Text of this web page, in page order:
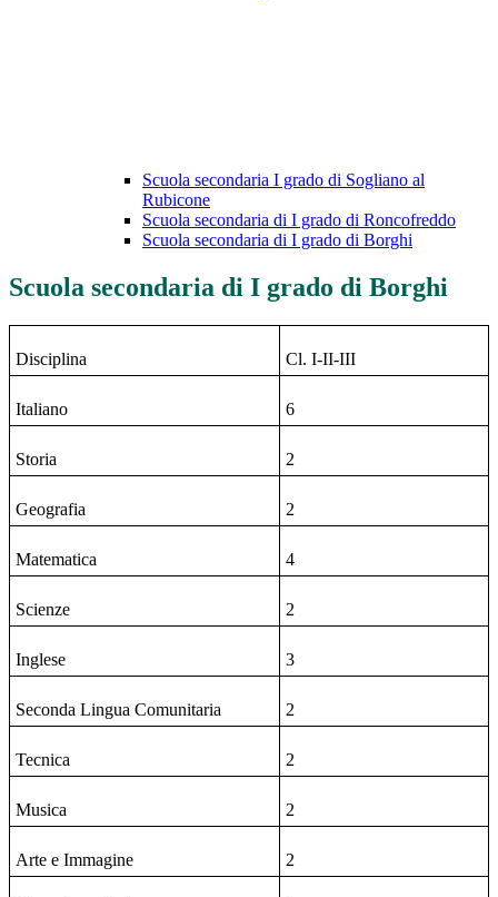
Scuola secondaria I grado di Sogliano al
Rubicone
Scuola secondaria di I grado di Roncofreddo
Scuola secondaria di I grado di Borghi
Scuola secondaria di I grado di Borghi
Disciplina Cl. I-II-III
Italiano 6
Storia 2
Geografia 2
Matematica 4
Scienze 2
Inglese 3
Seconda Lingua Comunitaria 2
Tecnica 2
Musica 2
Arte e Immagine 2